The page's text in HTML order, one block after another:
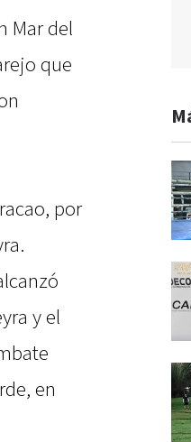
Mar del
que
por
y el
en